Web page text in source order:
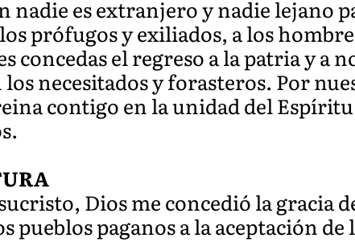
nadie es extranjero y nadie lejano
prófugos y exiliados, a los
concedas el regreso a la patria y a
necesitados y forasteros. Por
contigo en la unidad del Espíritu
Dios me concedió la gracia
pueblos paganos a la aceptación de